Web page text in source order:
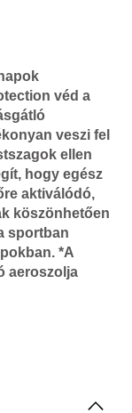
véd a
veszi fel
ellen
hogy egész
aktiválódó,
köszönhetően
sportban
*A
aeroszolja